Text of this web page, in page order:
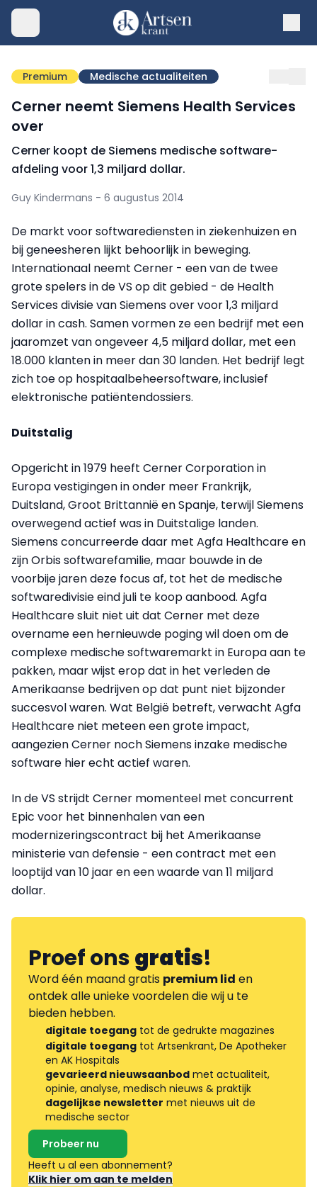
Premium Medische actualiteiten
Cerner neemt Siemens Health Services
over
Cerner koopt de Siemens medische software-
afdeling voor 1,3 miljard dollar.
Guy Kindermans - 6 augustus 2014
De markt voor softwarediensten in ziekenhuizen en
bij geneesheren lijkt behoorlijk in beweging.
Internationaal neemt Cerner - een van de twee
grote spelers in de VS op dit gebied - de Health
Services divisie van Siemens over voor 1,3 miljard
dollar in cash. Samen vormen ze een bedrijf met een
jaaromzet van ongeveer 4,5 miljard dollar, met een
18.000 klanten in meer dan 30 landen. Het bedrijf legt
zich toe op hospitaalbeheersoftware, inclusief
elektronische patiëntendossiers.
Duitstalig
Opgericht in 1979 heeft Cerner Corporation in
Europa vestigingen in onder meer Frankrijk,
Duitsland, Groot Brittannië en Spanje, terwijl Siemens
overwegend actief was in Duitstalige landen.
Siemens concurreerde daar met Agfa Healthcare en
zijn Orbis softwarefamilie, maar bouwde in de
voorbije jaren deze focus af, tot het de medische
softwaredivisie eind juli te koop aanbood. Agfa
Healthcare sluit niet uit dat Cerner met deze
overname een hernieuwde poging wil doen om de
complexe medische softwaremarkt in Europa aan te
pakken, maar wijst erop dat in het verleden de
Amerikaanse bedrijven op dat punt niet bijzonder
succesvol waren. Wat België betreft, verwacht Agfa
Healthcare niet meteen een grote impact,
aangezien Cerner noch Siemens inzake medische
software hier echt actief waren.
In de VS strijdt Cerner momenteel met concurrent
Epic voor het binnenhalen van een
modernizeringscontract bij het Amerikaanse
ministerie van defensie - een contract met een
looptijd van 10 jaar en een waarde van 11 miljard
dollar.
Proef onsgratis!
Word één maand gratis premium lid en
ontdek alle unieke voordelen die wij u te
bieden hebben.
digitale toegang tot de gedrukte magazines
digitale toegang tot Artsenkrant, De Apotheker
en AK Hospitals
gevarieerd nieuwsaanbod met actualiteit,
opinie, analyse, medisch nieuws & praktijk
dagelijkse newsletter met nieuws uit de
medische sector
Probeer nu
Heeft u al een abonnement?
Klik hier om aan te melden